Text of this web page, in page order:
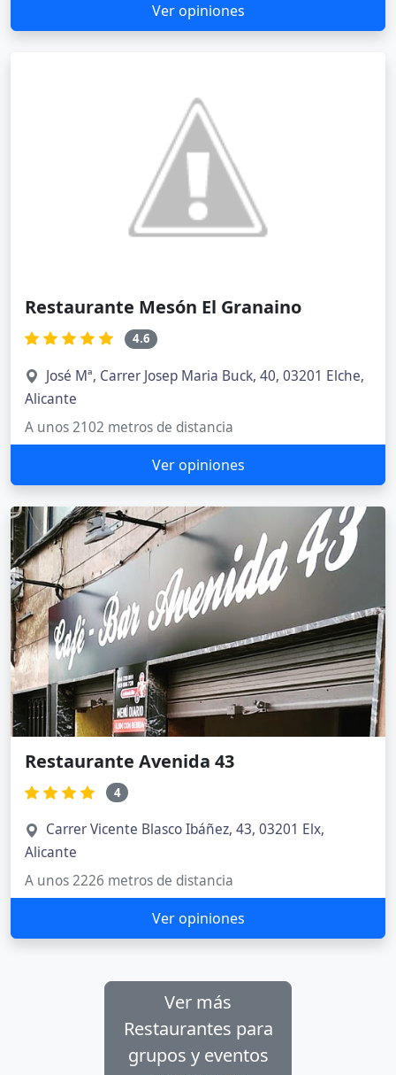
Ver opiniones
Restaurante Mesón El Granaino
4.6
José Mª, Carrer Josep Maria Buck, 40, 03201 Elche,
Alicante
A unos 2102 metros de distancia
Ver opiniones
Restaurante Avenida 43
4
Carrer Vicente Blasco Ibáñez, 43, 03201 Elx,
Alicante
A unos 2226 metros de distancia
Ver opiniones
Ver más
Restaurantes para
grupos y eventos